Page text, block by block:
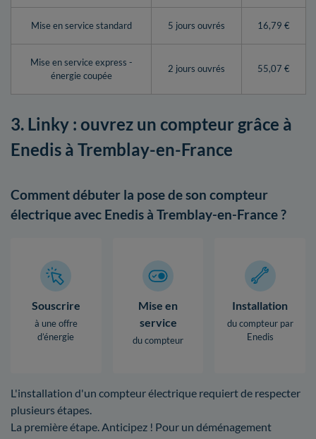
Mise en service standard 5 jours ouvrés 16,79 €
Mise en service express -
énergie coupée
2 jours ouvrés 55,07 €
3. Linky : ouvrez un compteur grâce à
Enedis à Tremblay-en-France
Comment débuter la pose de son compteur
électrique avec Enedis à Tremblay-en-France ?
Souscrire
à une offre
d’énergie
Mise en
service
du compteur
Installation
du compteur par
Enedis
L'installation d'un compteur électrique requiert de respecter
plusieurs étapes.
La première étape. Anticipez ! Pour un déménagement